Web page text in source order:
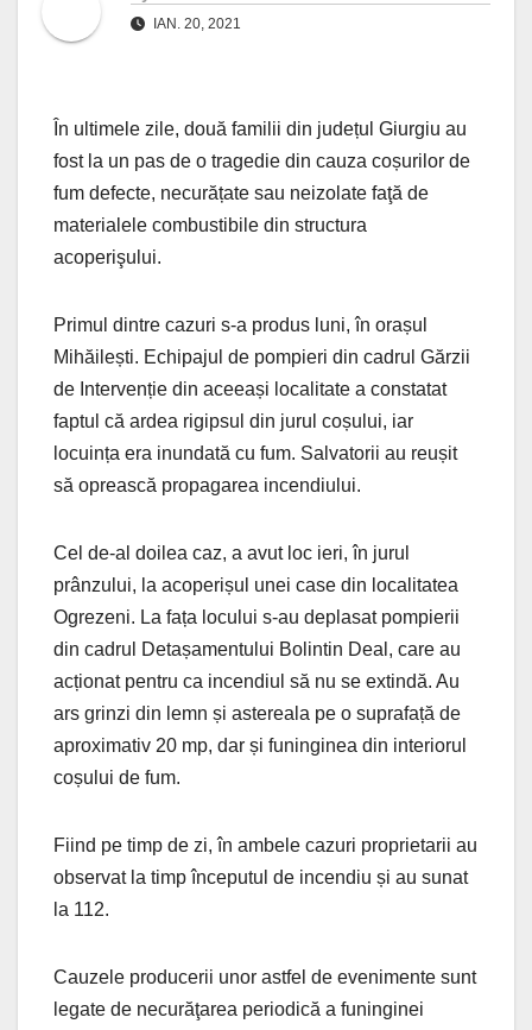
IAN. 20, 2021
În ultimele zile, două familii din județul Giurgiu au
fost la un pas de o tragedie din cauza coșurilor de
fum defecte, necurățate sau neizolate faţă de
materialele combustibile din structura
acoperişului.
Primul dintre cazuri s-a produs luni, în orașul
Mihăilești. Echipajul de pompieri din cadrul Gărzii
de Intervenție din aceeași localitate a constatat
faptul că ardea rigipsul din jurul coșului, iar
locuința era inundată cu fum. Salvatorii au reușit
să oprească propagarea incendiului.
Cel de-al doilea caz, a avut loc ieri, în jurul
prânzului, la acoperișul unei case din localitatea
Ogrezeni. La fața locului s-au deplasat pompierii
din cadrul Detașamentului Bolintin Deal, care au
acționat pentru ca incendiul să nu se extindă. Au
ars grinzi din lemn și astereala pe o suprafață de
aproximativ 20 mp, dar și funinginea din interiorul
coșului de fum.
Fiind pe timp de zi, în ambele cazuri proprietarii au
observat la timp începutul de incendiu și au sunat
la 112.
Cauzele producerii unor astfel de evenimente sunt
legate de necurăţarea periodică a funinginei